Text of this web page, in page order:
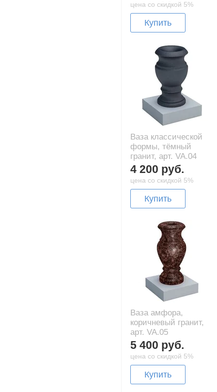
цена со скидкой 5%
Купить
Ваза классической
формы, тёмный
гранит, арт. VA.04
4 200 руб.
цена со скидкой 5%
Купить
Ваза амфора,
коричневый гранит,
арт. VA.05
5 400 руб.
цена со скидкой 5%
Купить